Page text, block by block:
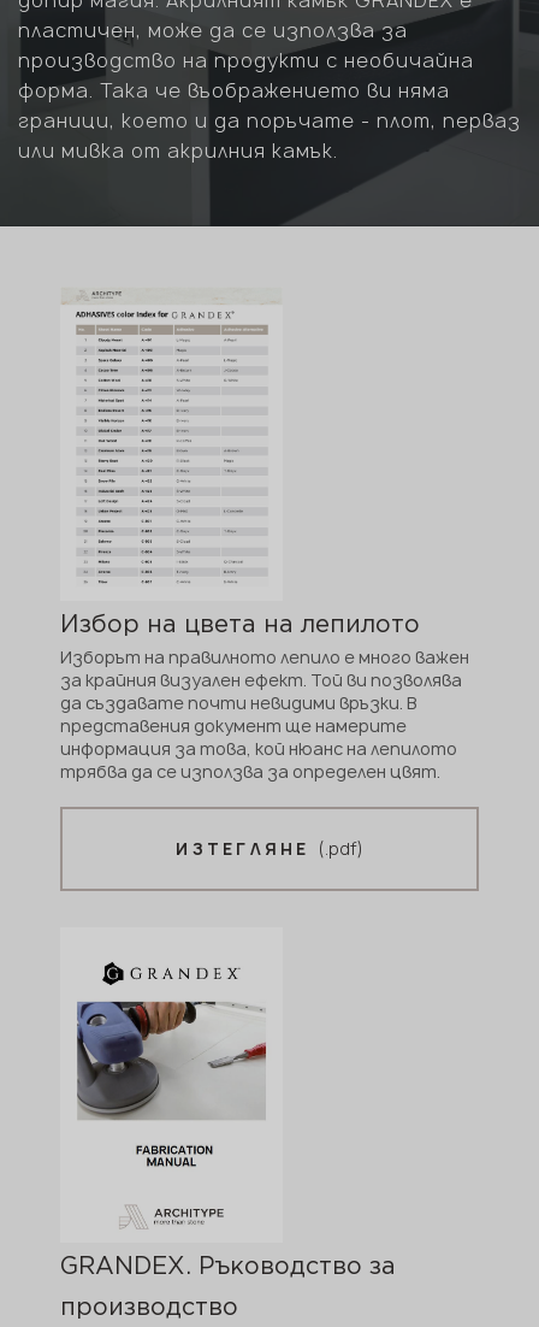
пластичен, може да се използва за
производство на продукти с необичайна
форма. Така че въображението ви няма
граници, което и да поръчате - плот, перваз
или мивка от акрилния камък.
Избор на цвета на лепилото
Изборът на правилното лепило е много важен
за крайния визуален ефект. Той ви позволява
да създавате почти невидими връзки. В
представения документ ще намерите
информация за това, кой нюанс на лепилото
трябва да се използва за определен цвят.
ИЗТЕГЛЯНЕ (.pdf)
GRANDEX. Ръководство за
производство